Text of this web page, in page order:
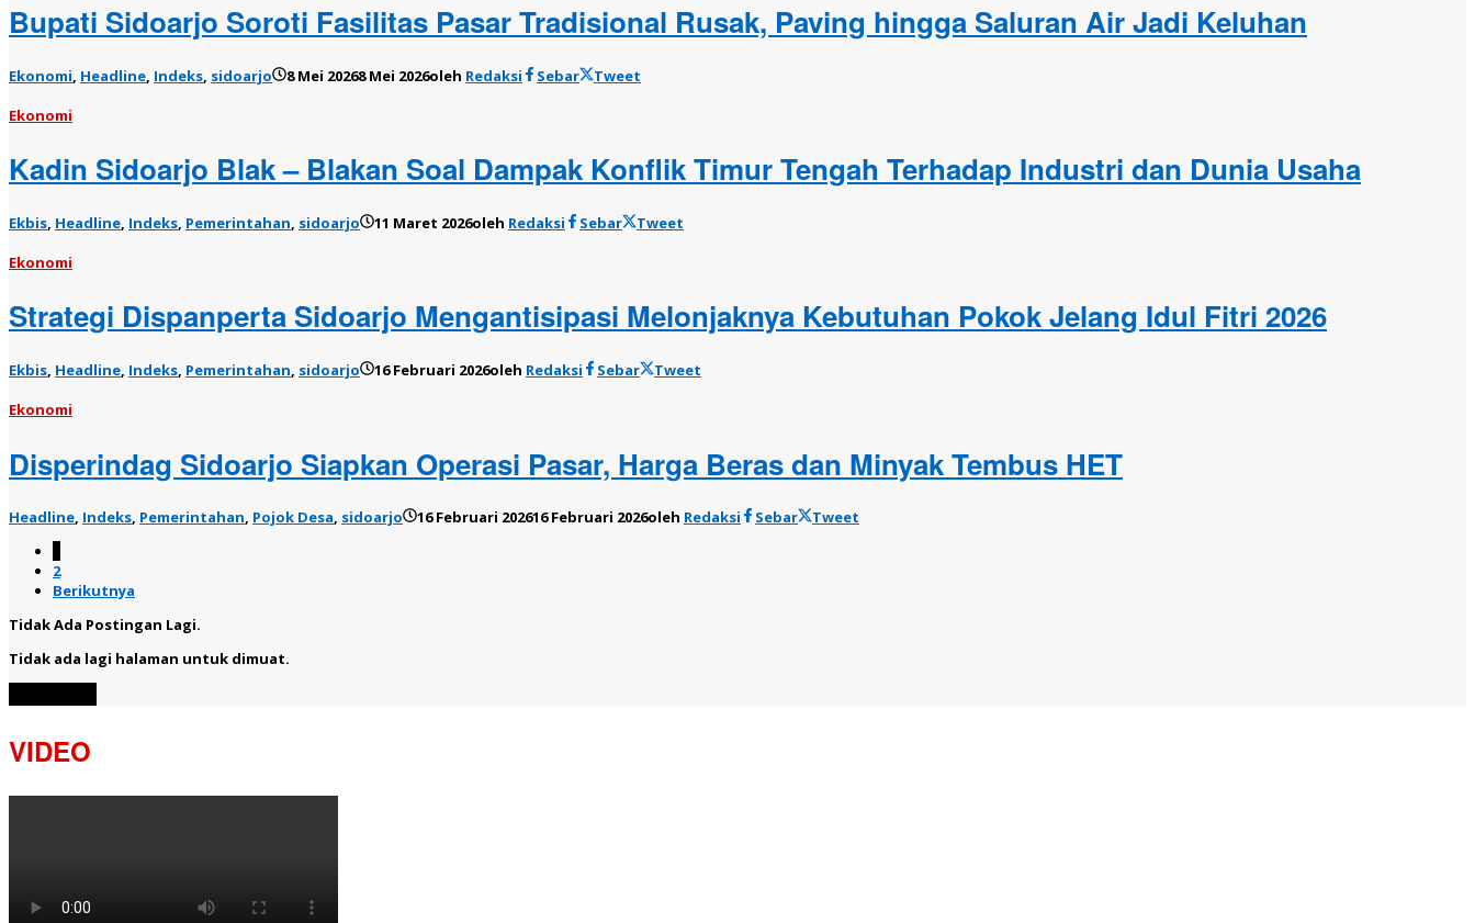
Bupati Sidoarjo Soroti Fasilitas Pasar Tradisional Rusak, Paving hingga Saluran Air Jadi Keluhan
Ekonomi, Headline, Indeks, sidoarjo 8 Mei 20268 Mei 2026oleh Redaksi Sebar
Tweet
Ekonomi
Kadin Sidoarjo Blak – Blakan Soal Dampak Konflik Timur Tengah Terhadap Industri dan Dunia Usaha
Ekbis, Headline, Indeks, Pemerintahan, sidoarjo 11 Maret 2026oleh Redaksi Sebar
Tweet
Ekonomi
Strategi Dispanperta Sidoarjo Mengantisipasi Melonjaknya Kebutuhan Pokok Jelang Idul Fitri 2026
Ekbis, Headline, Indeks, Pemerintahan, sidoarjo 16 Februari 2026oleh Redaksi Sebar
Tweet
Ekonomi
Disperindag Sidoarjo Siapkan Operasi Pasar, Harga Beras dan Minyak Tembus HET
Headline, Indeks, Pemerintahan, Pojok Desa, sidoarjo 16 Februari 202616 Februari 2026oleh Redaksi Sebar
Tweet
2
Berikutnya
Tidak Ada Postingan Lagi.
Tidak ada lagi halaman untuk dimuat.
VIDEO